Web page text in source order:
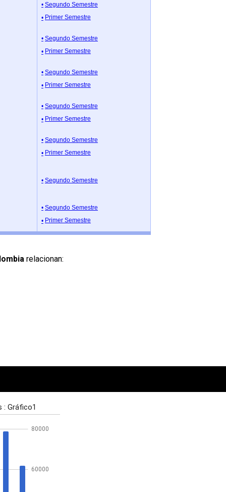
Segundo Semestre
Primer Semestre
Segundo Semestre
Primer Semestre
Segundo Semestre
Primer Semestre
Segundo Semestre
Primer Semestre
Segundo Semestre
Primer Semestre
Segundo Semestre
Segundo Semestre
Primer Semestre
relacionan: